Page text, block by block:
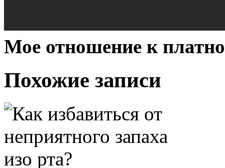
Мое отношение к
Похожие записи